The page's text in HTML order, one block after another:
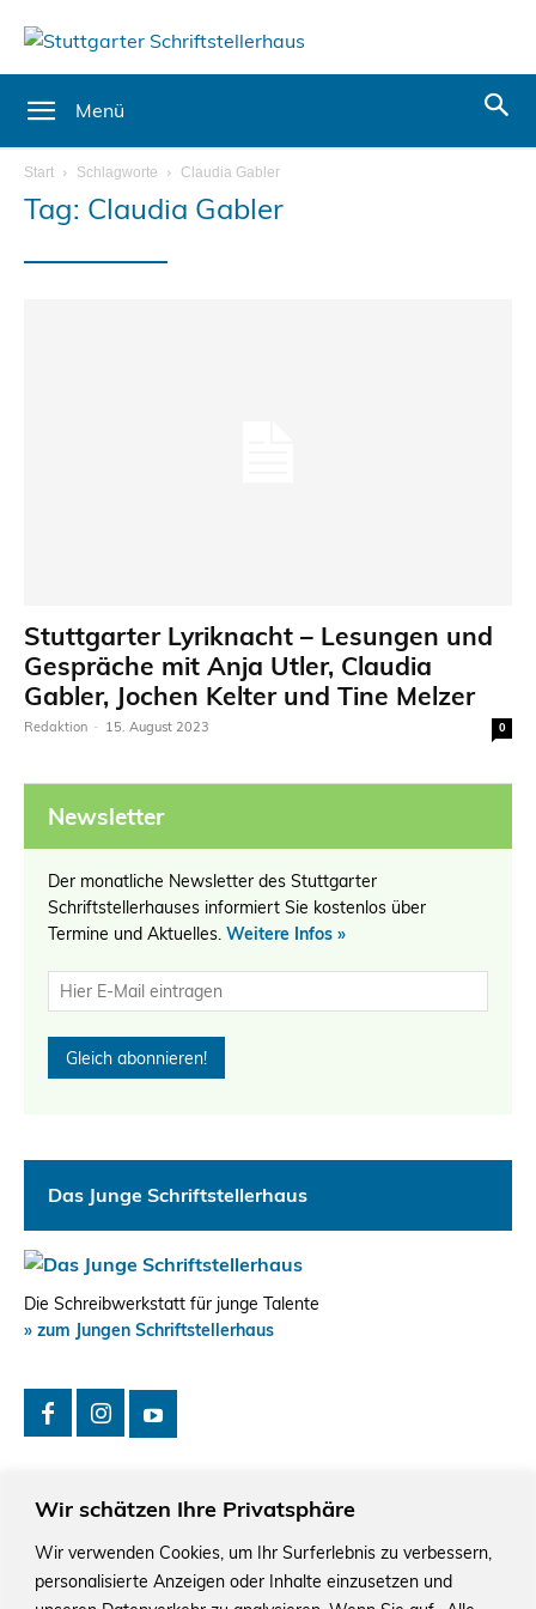
Wir schätzen Ihre Privatsphäre
Wir verwenden Cookies, um Ihr Surferlebnis zu verbessern,
personalisierte Anzeigen oder Inhalte einzusetzen und
Menü
Start Schlagworte Claudia Gabler
Tag: Claudia Gabler
Stuttgarter Lyriknacht – Lesungen und
Gespräche mit Anja Utler, Claudia
Gabler, Jochen Kelter und Tine Melzer
Redaktion - 15. August 2023 0
Newsletter
Der monatliche Newsletter des Stuttgarter
Schriftstellerhauses informiert Sie kostenlos über
Termine und Aktuelles. Weitere Infos »
Das Junge Schriftstellerhaus
Die Schreibwerkstatt für junge Talente
» zum Jungen Schriftstellerhaus
Das Schriftstellerhaus ist ein beliebter Treffpunkt für